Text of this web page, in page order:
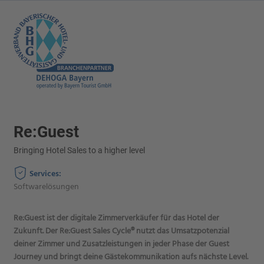
Re:Guest
Bringing Hotel Sales to a higher level
Services:
Softwarelösungen
Re:Guest ist der digitale Zimmerverkäufer für das Hotel der
Zukunft. Der Re:Guest Sales Cycle® nutzt das Umsatzpotenzial
deiner Zimmer und Zusatzleistungen in jeder Phase der Guest
Journey und bringt deine Gästekommunikation aufs nächste Level.